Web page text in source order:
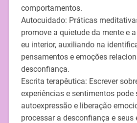
comportamentos.
Autocuidado: Práticas
promove a quietude da mente e
eu interior, auxiliando na
pensamentos e emoções
desconfiança.
Escrita terapêutica: Escrever
experiências e sentimentos pode
autoexpressão e liberação
processar a desconfiança e seus